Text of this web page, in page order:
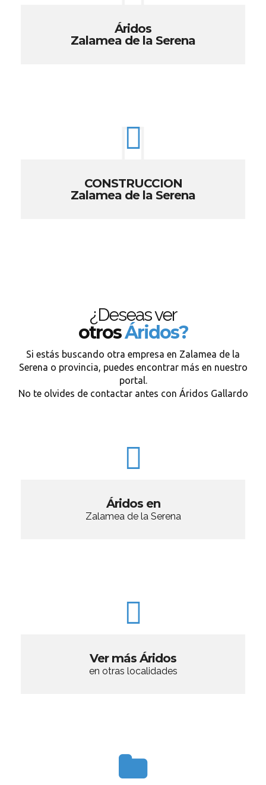
Áridos
Zalamea de la Serena
CONSTRUCCION
Zalamea de la Serena
¿Deseas ver
otrosÁridos?
Si estás buscando otra empresa en Zalamea de la
Serena o provincia, puedes encontrar más en nuestro
portal.
No te olvides de contactar antes con Áridos Gallardo
Áridos en
Zalamea de la Serena
Ver más Áridos
en otras localidades